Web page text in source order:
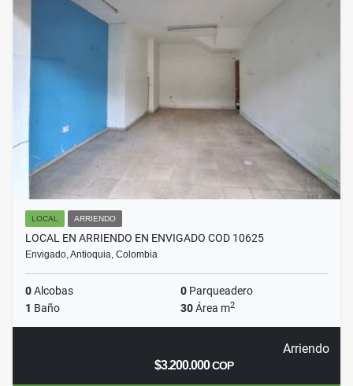
LOCAL ARRIENDO
LOCAL EN ARRIENDO EN ENVIGADO COD 10625
Envigado, Antioquia, Colombia
0Alcobas 0 Parqueadero
1 Baño 30Área m2
Arriendo
$3.200.000COP